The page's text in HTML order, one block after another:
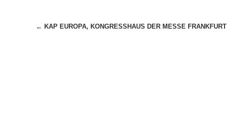
Beitragsnavigation
← KAP EUROPA, KONGRESSHAUS DER MESSE FRANKFURT